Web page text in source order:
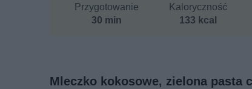
Przygotowanie
30 min
Kaloryczność
133 kcal
Mleczko kokosowe, zielona pasta